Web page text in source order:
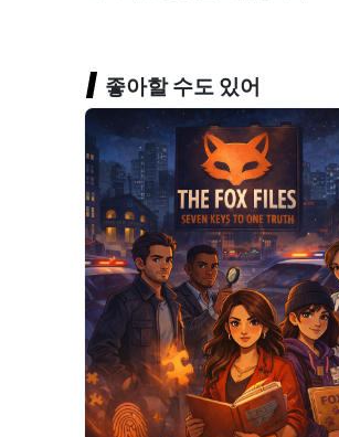
좋아할 수도 있어